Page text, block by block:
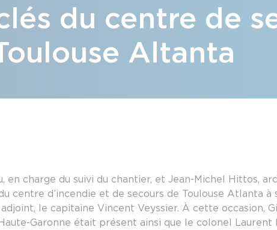
du centre de
Altanta
en charge du suivi du chantier, et Jean-Michel Hittos,
centre d’incendie et de secours de Toulouse Atlanta à
le capitaine Vincent Veyssier. À cette occasion,
Garonne était présent ainsi que le colonel Laurent